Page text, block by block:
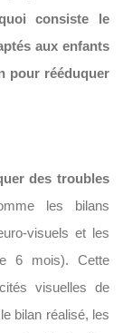
consiste le
aux enfants
pour rééduquer
des troubles
les bilans
visuels et les
6 mois). Cette
visuelles de
bilan réalisé, les